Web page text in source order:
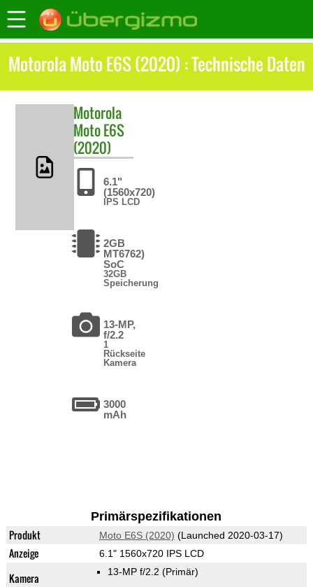
Motorola Moto E6S (2020) : Technische Daten
Motorola
Moto E6S
(2020)
6.1"
(1560x720)
IPS LCD
2GB
MT6762)
SoC
32GB
Speicherung
13-MP,
f/2.2
1
Rückseite
Kamera
3000
mAh
Primärspezifikationen
Produkt Moto E6S (2020) (Launched 2020-03-17)
Anzeige 6.1" 1560x720 IPS LCD
Kamera 13-MP f/2.2 (Primär)